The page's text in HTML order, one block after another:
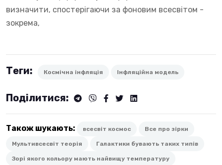
визначити, спостерігаючи за фоновим всесвітом -
зокрема,
Теги: Космічна інфляція Інфляційна модель
Поділитися:
Також шукають: всесвіт космос Все про зірки
Мультивсесвіт теорія Галактики бувають таких типів
Зорі якого кольору мають найвищу температуру